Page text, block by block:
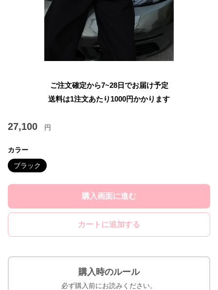
ご注文確定から7~28日でお届け予定
送料は1注文あたり 1000円かかります
27,100 円
カラー
ブラック
購入画面に進む
カートに追加する
購入時のルール
必ず購入前にお読みください。